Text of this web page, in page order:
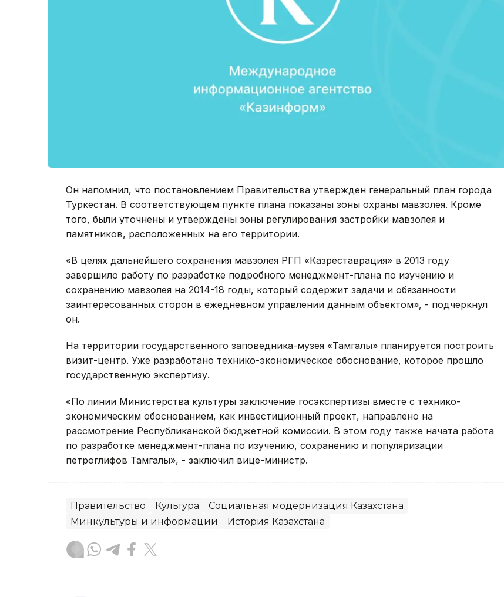
Он напомнил, что постановлением Правительства утвержден генеральный план города
Туркестан. В соответствующем пункте плана показаны зоны охраны мавзолея. Кроме
того, были уточнены и утверждены зоны регулирования застройки мавзолея и
памятников, расположенных на его территории.
«В целях дальнейшего сохранения мавзолея РГП «Казреставрация» в 2013 году
завершило работу по разработке подробного менеджмент-плана по изучению и
сохранению мавзолея на 2014-18 годы, который содержит задачи и обязанности
заинтересованных сторон в ежедневном управлении данным объектом», - подчеркнул
он.
На территории государственного заповедника-музея «Тамгалы» планируется построить
визит-центр. Уже разработано технико-экономическое обоснование, которое прошло
государственную экспертизу.
«По линии Министерства культуры заключение госэкспертизы вместе с технико-
экономическим обоснованием, как инвестиционный проект, направлено на
рассмотрение Республиканской бюджетной комиссии. В этом году также начата работа
по разработке менеджмент-плана по изучению, сохранению и популяризации
петроглифов Тамгалы», - заключил вице-министр.
Правительство Культура
Социальная модернизация Казахстана
Минкультуры и информации
История Казахстана